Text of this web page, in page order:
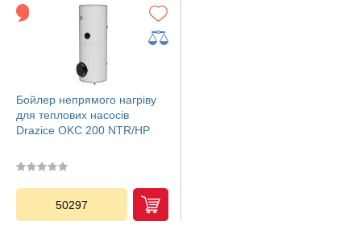
Бойлер непрямого нагріву
для теплових насосів
Drazice OKC 200 NTR/HP
50297